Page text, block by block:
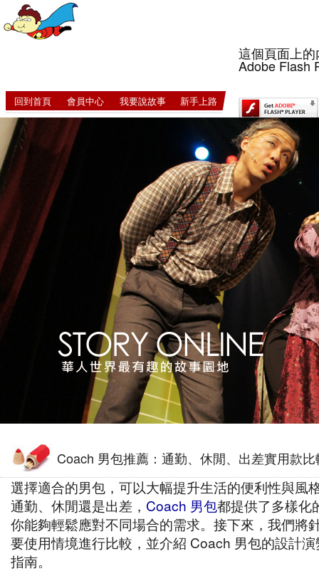
這個頁面上
Adobe Flash
回到首頁 會員中心 我要說故事 新手上路
Coach 男包推薦：通勤、休閒、出差實用款比
選擇適合的男包，可以大幅提升生活的便利性與風
通勤、休閒還是出差， Coach 男包都提供了多樣化
你能夠輕鬆應對不同場合的需求。接下來，我們將
要使用情境進行比較，並介紹 Coach 男包的設計
指南。